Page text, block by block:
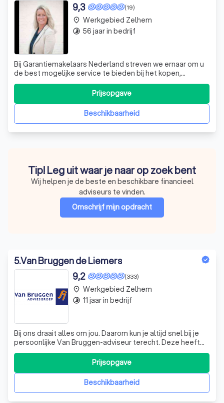
(19)
9,3
Bij Garantiemakelaars Nederland streven we ernaar om u
de best mogelijke service te bieden bij het kopen,
verkopen of huren van een woning. Onze expertise ligt in
het nauwkeurig invoeren van gegevens en het opstellen
van gebruikersprofielen voor marketingdoeleinden. We
onderscheiden ons door onze te
Beschikbaarheid
Prijsopgave
place Werkgebied Zelhem
timelapse 56 jaar in bedrijf
Tip! Leg uit waar je naar op zoek bent
Wij helpen je de beste en beschikbare financieel
adviseurs te vinden.
Omschrijf mijn opdracht
5.Van Bruggen de Liemers
(333)
9,2
Bij ons draait alles om jou. Daarom kun je altijd snel bij je
persoonlijke Van Bruggen-adviseur terecht. Deze heeft
alle tijd voor jou, zodat jij na een afspraak optimaal
geïnformeerd en geadviseerd bent. Persoonlijke
aandacht, betrokkenheid en duidelijkheid staan hierbij
centraal. Wij zorgen ervoorBeschikbaarheid
Prijsopgave
place Werkgebied Zelhem
timelapse 11 jaar in bedrijf